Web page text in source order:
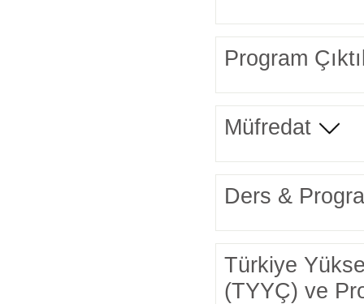
Program
Müfredat
Ders &
Türkiye
(TYYÇ) ve